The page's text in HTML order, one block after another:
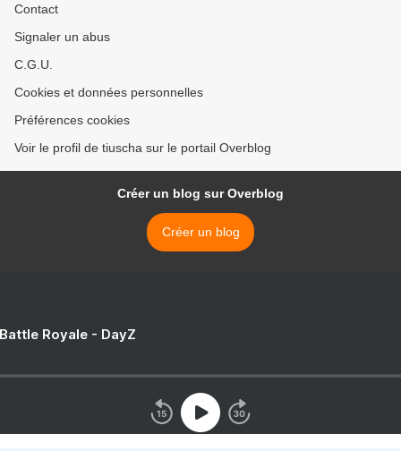
Contact
Signaler un abus
C.G.U.
Cookies et données personnelles
Préférences cookies
Voir le profil de tiuscha sur le portail Overblog
Créer un blog sur Overblog
Créer un blog
Royale - DayZ